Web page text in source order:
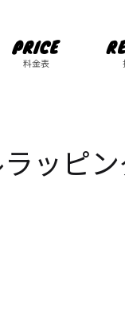
PRICE
料金表
ッピ